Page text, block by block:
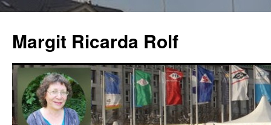
springen
Margit Ricarda Rolf